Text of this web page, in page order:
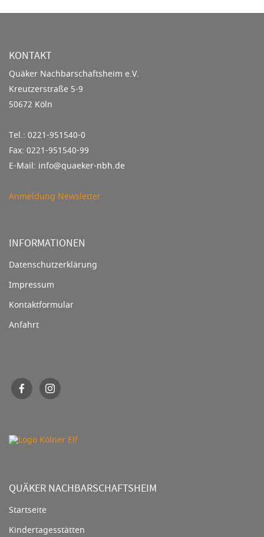
KONTAKT
Quäker Nachbarschaftsheim e.V.
Kreutzerstraße 5-9
50672 Köln
Tel.: 0221-951540-0
Fax: 0221-951540-99
E-Mail: info@quaeker-nbh.de
Anmeldung Newsletter
INFORMATIONEN
Datenschutzerklärung
Impressum
Kontaktformular
Anfahrt
QUÄKER NACHBARSCHAFTSHEIM
Startseite
Kindertagesstätten